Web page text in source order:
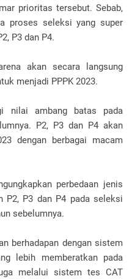
prioritas tersebut. Sebab,
proses seleksi yang super
P3 dan P4.
akan secara langsung
menjadi PPPK 2023.
nilai ambang batas pada
P2, P3 dan P4 akan
dengan berbagai macam
perbedaan jenis
P2, P3 dan P4 pada seleksi
sebelumnya.
berhadapan dengan sistem
lebih memberatkan pada
melalui sistem tes CAT